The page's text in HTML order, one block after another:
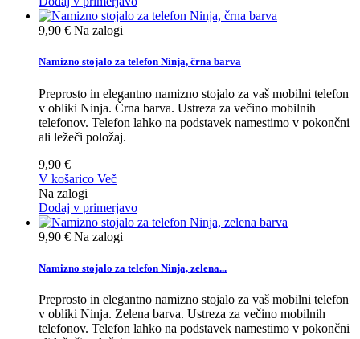
9,90 € Na zalogi
Namizno stojalo za telefon Ninja, črna barva
Preprosto in elegantno namizno stojalo za vaš mobilni telefon
v obliki Ninja. Črna barva. Ustreza za večino mobilnih
telefonov. Telefon lahko na podstavek namestimo v pokončni
ali ležeči položaj.
9,90 €
V košarico Več
Na zalogi
Dodaj v primerjavo
9,90 € Na zalogi
Namizno stojalo za telefon Ninja, zelena...
Preprosto in elegantno namizno stojalo za vaš mobilni telefon
v obliki Ninja. Zelena barva. Ustreza za večino mobilnih
telefonov. Telefon lahko na podstavek namestimo v pokončni